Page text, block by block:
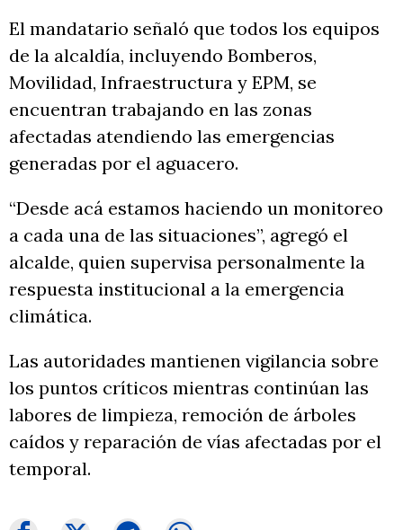
El mandatario señaló que todos los equipos
de la alcaldía, incluyendo Bomberos,
Movilidad, Infraestructura y EPM, se
encuentran trabajando en las zonas
afectadas atendiendo las emergencias
generadas por el aguacero.
“Desde acá estamos haciendo un monitoreo
a cada una de las situaciones”, agregó el
alcalde, quien supervisa personalmente la
respuesta institucional a la emergencia
climática.
Las autoridades mantienen vigilancia sobre
los puntos críticos mientras continúan las
labores de limpieza, remoción de árboles
caídos y reparación de vías afectadas por el
temporal.